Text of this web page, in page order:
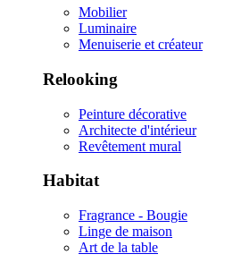
Mobilier
Luminaire
Menuiserie et créateur
Relooking
Peinture décorative
Architecte d'intérieur
Revêtement mural
Habitat
Fragrance - Bougie
Linge de maison
Art de la table